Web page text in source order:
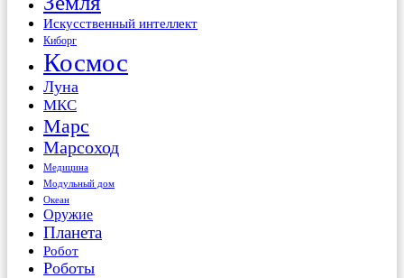
Искусственный интеллект
Киборг
Космос
Луна
МКС
Марс
Марсоход
Медицина
Модульный дом
Океан
Оружие
Планета
Робот
Роботы